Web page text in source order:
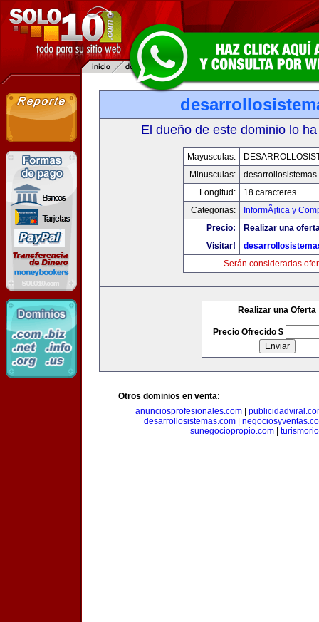
El dueño de este dominio lo
Mayusculas:
Minusculas:
Longitud:
18 caracteres
Categorias:
InformÃ¡tica y
Precio:
Realizar una
Visitar!
Serán consideradas
Realizar una Oferta
Precio Ofrecido $
Otros dominios en venta:
anunciosprofesionales.com|
desarrollosistemas.com|
sunegociopropio.com|